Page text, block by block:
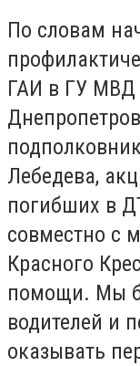
По словам
ГАИ в ГУ МВД
Лебедева,
погибших в
совместно с
Красного
помощи. Мы
водителей и
оказывать